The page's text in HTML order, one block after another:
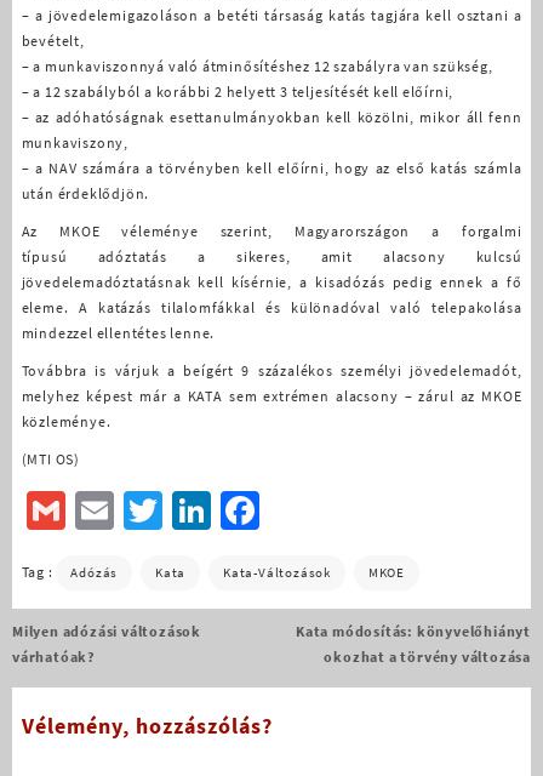
– a jövedelemigazoláson a betéti társaság katás tagjára kell osztani a
bevételt,
– a munkaviszonnyá való átminősítéshez 12 szabályra van szükség,
– a 12 szabályból a korábbi 2 helyett 3 teljesítését kell előírni,
– az adóhatóságnak esettanulmányokban kell közölni, mikor áll fenn
munkaviszony,
– a NAV számára a törvényben kell előírni, hogy az első katás számla
után érdeklődjön.
Az MKOE véleménye szerint, Magyarországon a forgalmi
típusú adóztatás a sikeres, amit alacsony kulcsú
jövedelemadóztatásnak kell kísérnie, a kisadózás pedig ennek a fő
eleme. A katázás tilalomfákkal és különadóval való telepakolása
mindezzel ellentétes lenne.
Továbbra is várjuk a beígért 9 százalékos személyi jövedelemadót,
melyhez képest már a KATA sem extrémen alacsony – zárul az MKOE
közleménye.
(MTI OS)
GmailEmailTwitterLinkedIn
Facebook
Tag : Adózás Kata Kata-Változások MKOE
Bejegyzés
navigáció
Milyen adózási változások
várhatóak?
Kata módosítás: könyvelőhiányt
okozhat a törvény változása
Vélemény, hozzászólás?